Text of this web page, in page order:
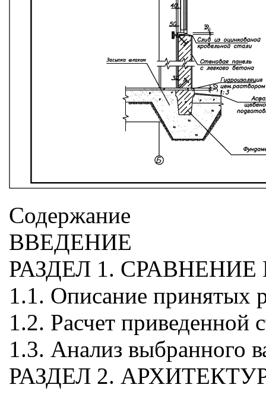
Содержание
ВВЕДЕНИЕ
РАЗДЕЛ 1.
1.1. Описание принятых
1.2. Расчет приведенной
1.3. Анализ выбранного
РАЗДЕЛ 2.